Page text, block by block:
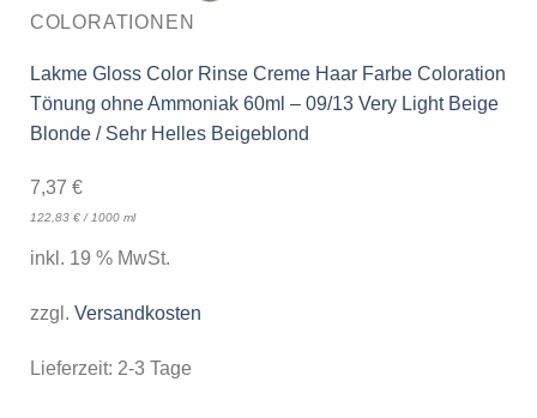
COLORATIONEN
Lakme Gloss Color Rinse Creme Haar Farbe Coloration
Tönung ohne Ammoniak 60ml – 09/13 Very Light Beige
Blonde / Sehr Helles Beigeblond
7,37 €
122,83 €/1000 ml
inkl. 19 % MwSt.
zzgl. Versandkosten
Lieferzeit: 2-3 Tage